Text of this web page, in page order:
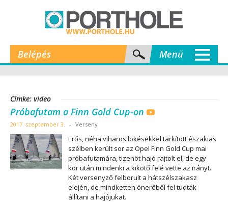
Belépés Menü
Címke: video
Próbafutam a Finn Gold Cup-on
2017. szeptember 3. - Verseny
Erős, néha viharos lökésekkel tarkított északias
szélben került sor az Opel Finn Gold Cup mai
próbafutamára, tizenöt hajó rajtolt el, de egy
kör után mindenki a kikötő felé vette az irányt.
Két versenyző felborult a hátszélszakasz
elején, de mindketten önerőből fel tudták
állítani a hajójukat.